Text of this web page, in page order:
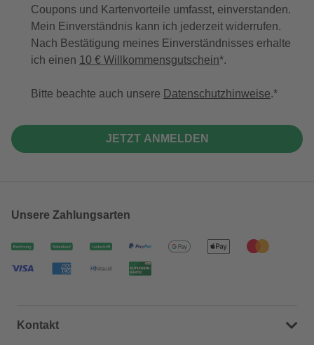
Coupons und Kartenvorteile umfasst, einverstanden.
Mein Einverständnis kann ich jederzeit widerrufen.
Nach Bestätigung meines Einverständnisses erhalte
ich einen 10 € Willkommensgutschein*.
Bitte beachte auch unsere Datenschutzhinweise.
JETZT ANMELDEN
Unsere Zahlungsarten
Kontakt